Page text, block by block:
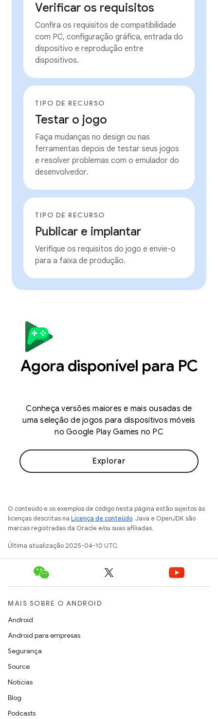
Verificar os requisitos
Confira os requisitos de compatibilidade
com PC, configuração gráfica, entrada do
dispositivo e reprodução entre
dispositivos.
TIPO DE RECURSO
Testar o jogo
Faça mudanças no design ou nas
ferramentas depois de testar seus jogos
e resolver problemas com o emulador do
desenvolvedor.
TIPO DE RECURSO
Publicar e implantar
Verifique os requisitos do jogo e envie-o
para a faixa de produção.
Agora disponível para PC
Conheça versões maiores e mais ousadas de
uma seleção de jogos para dispositivos móveis
no Google Play Games no PC
Explorar
O conteúdo e os exemplos de código nesta página estão sujeitos às
licenças descritas na Licença de conteúdo. Java e OpenJDK são
marcas registradas da Oracle e/ou suas afiliadas.
Última atualização 2025-04-10 UTC.
MAIS SOBRE O ANDROID
Android
Android para empresas
Segurança
Source
Notícias
Blog
Podcasts